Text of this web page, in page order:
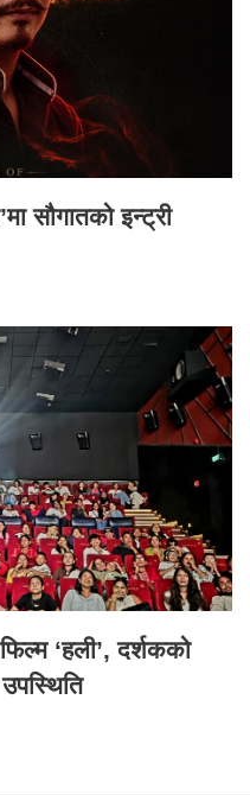
सौगातको इन्ट्री
‘हली’, दर्शकको